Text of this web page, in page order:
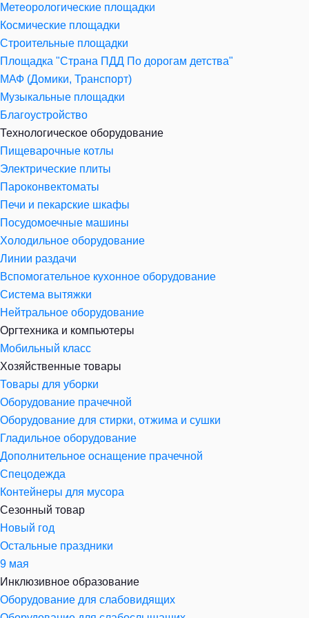
Метеорологические площадки
Космические площадки
Строительные площадки
Площадка "Страна ПДД По дорогам детства"
МАФ (Домики, Транспорт)
Музыкальные площадки
Благоустройство
Технологическое оборудование
Пищеварочные котлы
Электрические плиты
Пароконвектоматы
Печи и пекарские шкафы
Посудомоечные машины
Холодильное оборудование
Линии раздачи
Вспомогательное кухонное оборудование
Система вытяжки
Нейтральное оборудование
Оргтехника и компьютеры
Мобильный класс
Хозяйственные товары
Товары для уборки
Оборудование прачечной
Оборудование для стирки, отжима и сушки
Гладильное оборудование
Дополнительное оснащение прачечной
Спецодежда
Контейнеры для мусора
Сезонный товар
Новый год
Остальные праздники
9 мая
Инклюзивное образование
Оборудование для слабовидящих